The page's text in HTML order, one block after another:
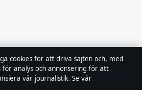
cookies för att driva sajten och, med
för analys och annonsering för att
vår journalistik. Se vår